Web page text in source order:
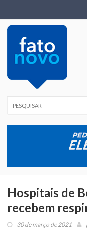
Hospitais de
recebem
30 de março de 2021